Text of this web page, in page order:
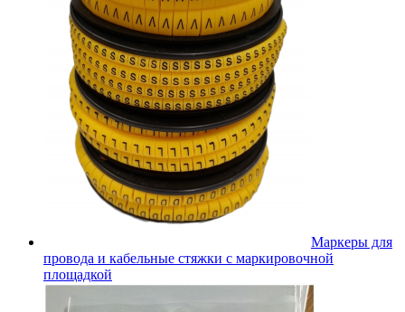
Маркеры для
провода и кабельные стяжки с маркировочной
площадкой